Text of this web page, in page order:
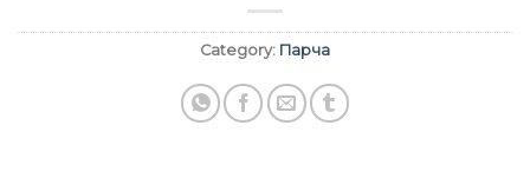
Category: Парча